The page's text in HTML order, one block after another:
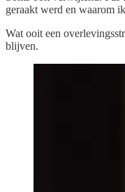
geraakt werd en waarom
Wat ooit een
blijven.